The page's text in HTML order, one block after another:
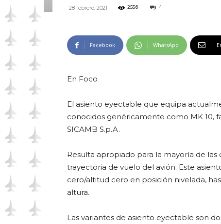
28 febrero, 2021 2556 4
Facebook WhatsApp
En Foco
El asiento eyectable que equipa
conocidos genéricamente como MK 10,
SICAMB S.p.A.
Resulta apropiado para la mayoría de
trayectoria de vuelo del avión. Este
cero/altitud cero en posición nivelada,
altura.
Las variantes de asiento eyectable son